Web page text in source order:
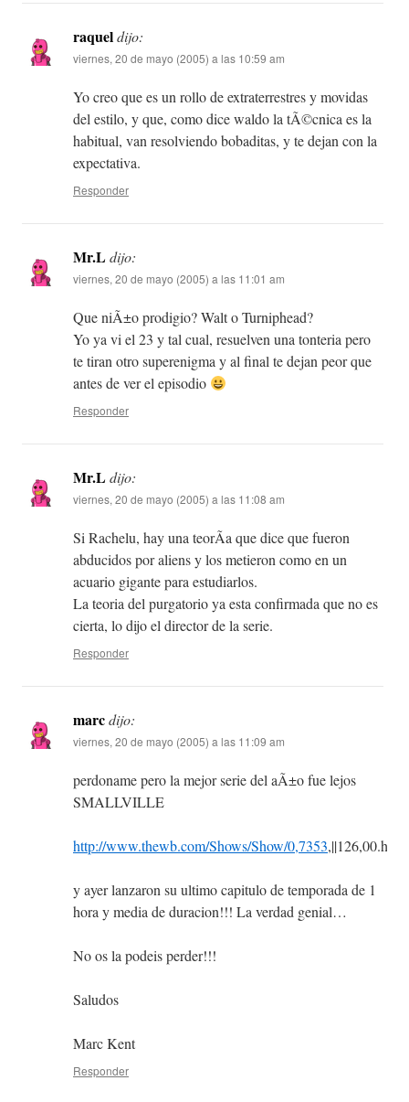
raqueldijo:
viernes, 20 de mayo (2005) a las 10:59 am
Yo creo que es un rollo de extraterrestres y movidas
del estilo, y que, como dice waldo la tÃ©cnica es la
habitual, van resolviendo bobaditas, y te dejan con la
expectativa.
Responder
Mr.Ldijo:
viernes, 20 de mayo (2005) a las 11:01 am
Que niÃ±o prodigio? Walt o Turniphead?
Yo ya vi el 23 y tal cual, resuelven una tonteria pero
te tiran otro superenigma y al final te dejan peor que
antes de ver el episodio
Responder
Mr.Ldijo:
viernes, 20 de mayo (2005) a las 11:08 am
Si Rachelu, hay una teorÃ­a que dice que fueron
abducidos por aliens y los metieron como en un
acuario gigante para estudiarlos.
La teoria del purgatorio ya esta confirmada que no es
cierta, lo dijo el director de la serie.
Responder
marcdijo:
viernes, 20 de mayo (2005) a las 11:09 am
perdoname pero la mejor serie del aÃ±o fue lejos
SMALLVILLE
http://www.thewb.com/Shows/Show/0,7353,||126,00.html
y ayer lanzaron su ultimo capitulo de temporada de 1
hora y media de duracion!!! La verdad genial…
No os la podeis perder!!!
Saludos
Marc Kent
Responder